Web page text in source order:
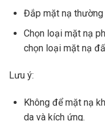
Đắp mặt nạ thường
Chọn loại mặt nạ
chọn loại mặt nạ
Lưu ý:
Không để mặt nạ
da và kích ứng.